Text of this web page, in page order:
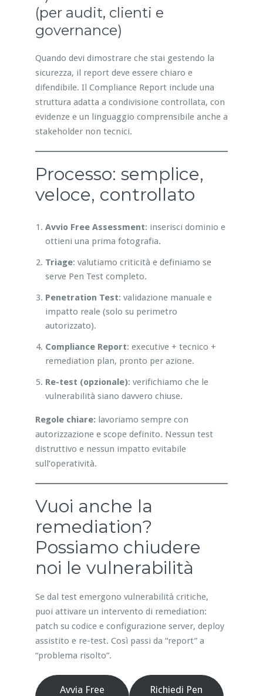
(per audit, clienti e
governance)
Quando devi dimostrare che stai gestendo la
sicurezza, il report deve essere chiaro e
difendibile. Il Compliance Report include una
struttura adatta a condivisione controllata, con
evidenze e un linguaggio comprensibile anche a
stakeholder non tecnici.
Processo: semplice,
veloce, controllato
Avvio Free Assessment: inserisci dominio e
ottieni una prima fotografia.
Triage: valutiamo criticità e definiamo se
serve Pen Test completo.
Penetration Test: validazione manuale e
impatto reale (solo su perimetro
autorizzato).
Compliance Report: executive + tecnico +
remediation plan, pronto per azione.
Re-test (opzionale): verifichiamo che le
vulnerabilità siano davvero chiuse.
Regole chiare: lavoriamo sempre con
autorizzazione e scope definito. Nessun test
distruttivo e nessun impatto evitabile
sull’operatività.
Vuoi anche la
remediation?
Possiamo chiudere
noi le vulnerabilità
Se dal test emergono vulnerabilità critiche,
puoi attivare un intervento di remediation:
patch su codice e configurazione server, deploy
assistito e re-test. Così passi da “report” a
“problema risolto”.
Avvia Free
Richiedi Pen